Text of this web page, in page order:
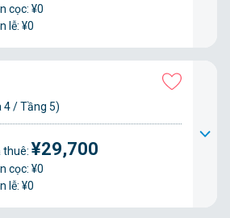
cọc: ¥0
lễ: ¥0
4 / Tầng 5)
thuê: ¥29,700
cọc: ¥0
lễ: ¥0